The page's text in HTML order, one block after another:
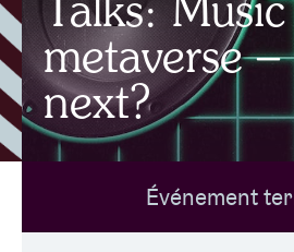
Infos visiteurs
AB ❤ you
Location de salles
Talks:
metaverse
next?
Événement